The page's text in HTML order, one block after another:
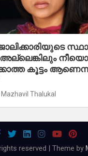
അല്ലെങ്കിലും
കൂട്ടം
Mazhavil Thalukal
reserved | Theme by